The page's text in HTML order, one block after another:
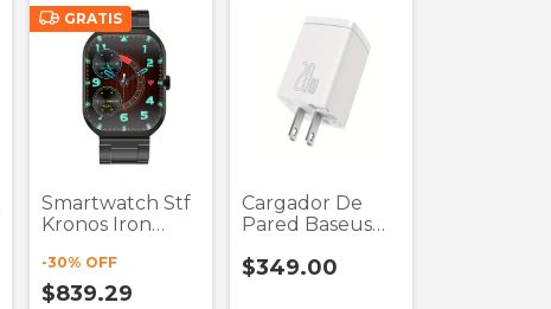
GRATIS
Smartwatch Stf
Kronos Iron
2.1"
-30% OFF
$839.29
Cargador De
Pared Baseus
20w Salida Tipo
$349.00